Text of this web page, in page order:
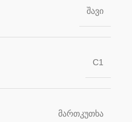
შავი
C1
მართკუთხა